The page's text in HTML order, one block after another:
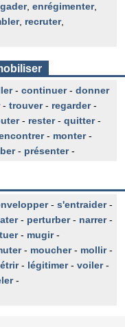
, enrégimenter,
, recruter,
- continuer- donner
- trouver- regarder-
- rester- quitter-
- monter-
- présenter-
- s'entraider-
- perturber- narrer-
- mugir-
- moucher- mollir-
- légitimer- voiler-
-